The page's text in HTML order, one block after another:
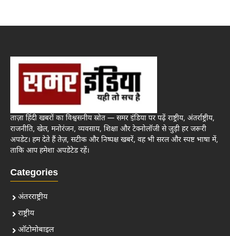
ताज़ा हिंदी खबरों का विश्वसनीय स्रोत — समर इंडिया पर पढ़ें राष्ट्रीय, अंतर्राष्ट्रीय,
राजनीति, खेल, मनोरंजन, व्यवसाय, शिक्षा और टेक्नोलॉजी से जुड़ी हर जरूरी
अपडेट। हम देते हैं तेज़, सटीक और निष्पक्ष खबरें, वह भी सरल और स्पष्ट भाषा में,
ताकि आप हमेशा अपडेटेड रहें।
Categories
अंतरराष्ट्रीय
राष्ट्रीय
ऑटोमोबाइल